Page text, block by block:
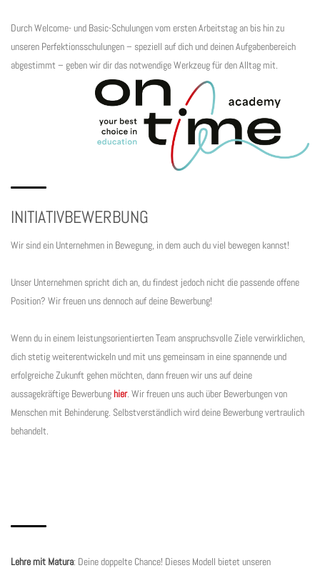
Durch Welcome- und Basic-Schulungen vom ersten Arbeitstag an bis hin zu
unseren Perfektionsschulungen – speziell auf dich und deinen Aufgabenbereich
abgestimmt – geben wir dir das notwendige Werkzeug für den Alltag mit.
INITIATIVBEWERBUNG
Wir sind ein Unternehmen in Bewegung, in dem auch du viel bewegen kannst!
Unser Unternehmen spricht dich an, du findest jedoch nicht die passende offene
Position? Wir freuen uns dennoch auf deine Bewerbung!
Wenn du in einem leistungsorientierten Team anspruchsvolle Ziele verwirklichen,
dich stetig weiterentwickeln und mit uns gemeinsam in eine spannende und
erfolgreiche Zukunft gehen möchten, dann freuen wir uns auf deine
aussagekräftige Bewerbunghier. Wir freuen uns auch über Bewerbungen von
Menschen mit Behinderung. Selbstverständlich wird deine Bewerbung vertraulich
behandelt.
Lehre mit Matura: Deine doppelte Chance! Dieses Modell bietet unseren